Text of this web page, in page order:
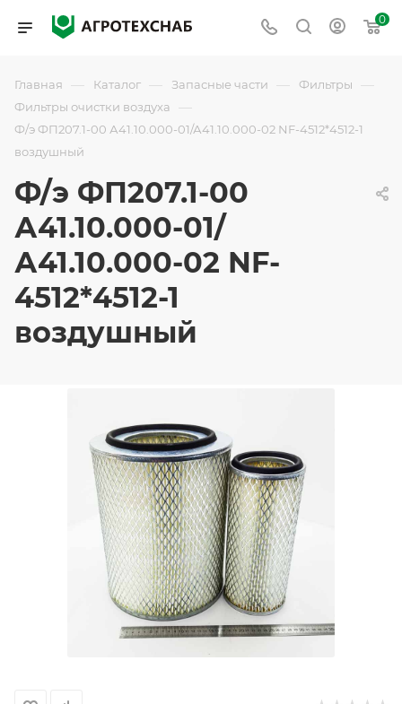
0
Главная — Каталог — Запасные части — Фильтры —
Фильтры очистки воздуха —
Ф/э ФП207.1-00 А41.10.000-01/А41.10.000-02 NF-4512*4512-1
воздушный
Ф/э ФП207.1-00
А41.10.000-01/
А41.10.000-02 NF-
4512*4512-1
воздушный